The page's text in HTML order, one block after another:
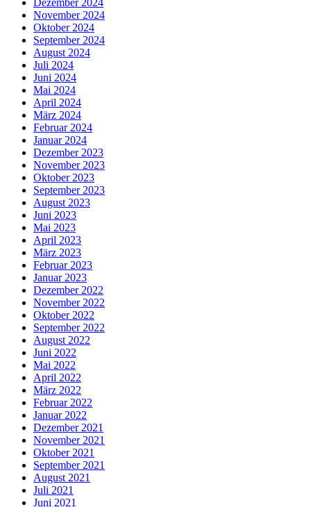
Dezember 2024
November 2024
Oktober 2024
September 2024
August 2024
Juli 2024
Juni 2024
Mai 2024
April 2024
März 2024
Februar 2024
Januar 2024
Dezember 2023
November 2023
Oktober 2023
September 2023
August 2023
Juni 2023
Mai 2023
April 2023
März 2023
Februar 2023
Januar 2023
Dezember 2022
November 2022
Oktober 2022
September 2022
August 2022
Juni 2022
Mai 2022
April 2022
März 2022
Februar 2022
Januar 2022
Dezember 2021
November 2021
Oktober 2021
September 2021
August 2021
Juli 2021
Juni 2021